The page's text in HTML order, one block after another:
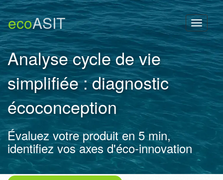
ecoASIT
Analyse cycle de vie
simplifiée : diagnostic
écoconception
Évaluez votre produit en 5 min,
identifiez vos axes d'éco-innovation